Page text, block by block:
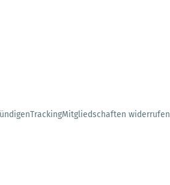
TrackingMitgliedschaften widerrufen